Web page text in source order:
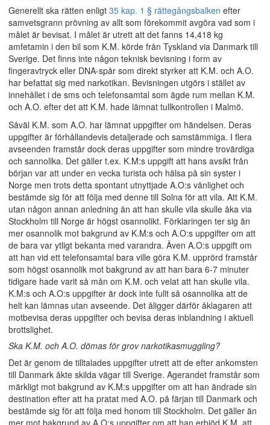
Generellt ska rätten enligt 35 kap. 1 § rättegångsbalken efter
samvetsgrann prövning av allt som förekommit avgöra vad som i
målet är bevisat. I målet är utrett att det fanns 14,418 kg
amfetamin i den bil som K.M. körde från Tyskland via Danmark till
Sverige. Det finns inte någon teknisk bevisning i form av
fingeravtryck eller DNA-spår som direkt styrker att K.M. och A.O.
har befattat sig med narkotikan. Bevisningen utgörs i stället av
innehållet i de sms och telefonsamtal som ägde rum mellan K.M.
och A.O. efter det att K.M. hade lämnat tullkontrollen i Malmö.
Såväl K.M. som A.O. har lämnat uppgifter om händelsen. Deras
uppgifter är förhållandevis detaljerade och samstämmiga. I flera
avseenden framstår dock deras uppgifter som mindre trovärdiga
och sannolika. Det gäller t.ex. K.M:s uppgift att hans avsikt från
början var att under en vecka turista och hälsa på sin syster i
Norge men trots detta spontant utnyttjade A.O:s vänlighet och
bestämde sig för att följa med denne till Solna för att vila. Att K.M.
utan någon annan anledning än att han skulle vila skulle åka via
Stockholm till Norge är högst osannolikt. Förklaringen ter sig än
mer osannolik mot bakgrund av K.M:s och A.O:s uppgifter om att
de bara var ytligt bekanta med varandra. Även A.O:s uppgift om
att han vid ett telefonsamtal bara ville göra K.M. upprörd framstår
som högst osannolik mot bakgrund av att han bara 6-7 minuter
tidigare hade varit så mån om K.M. och velat att han skulle vila.
K.M:s och A.O:s uppgifter är dock inte fullt så osannolika att de
helt kan lämnas utan avseende. Det åligger därför åklagaren att
motbevisa deras uppgifter och bevisa deras inblandning i aktuell
brottslighet.
Ska K.M. och A.O. dömas för grov narkotikasmuggling?
Det är genom de tilltalades uppgifter utrett att de efter ankomsten
till Danmark åkte skilda vägar till Sverige. Agerandet framstår som
märkligt mot bakgrund av K.M:s uppgifter om att han ändrade sin
destination efter att ha pratat med A.O. på färjan till Danmark och
bestämde sig för att följa med honom till Stockholm. Det gäller än
mer mot bakgrund av A.O:s uppgifter om att han erbjöd K.M. att